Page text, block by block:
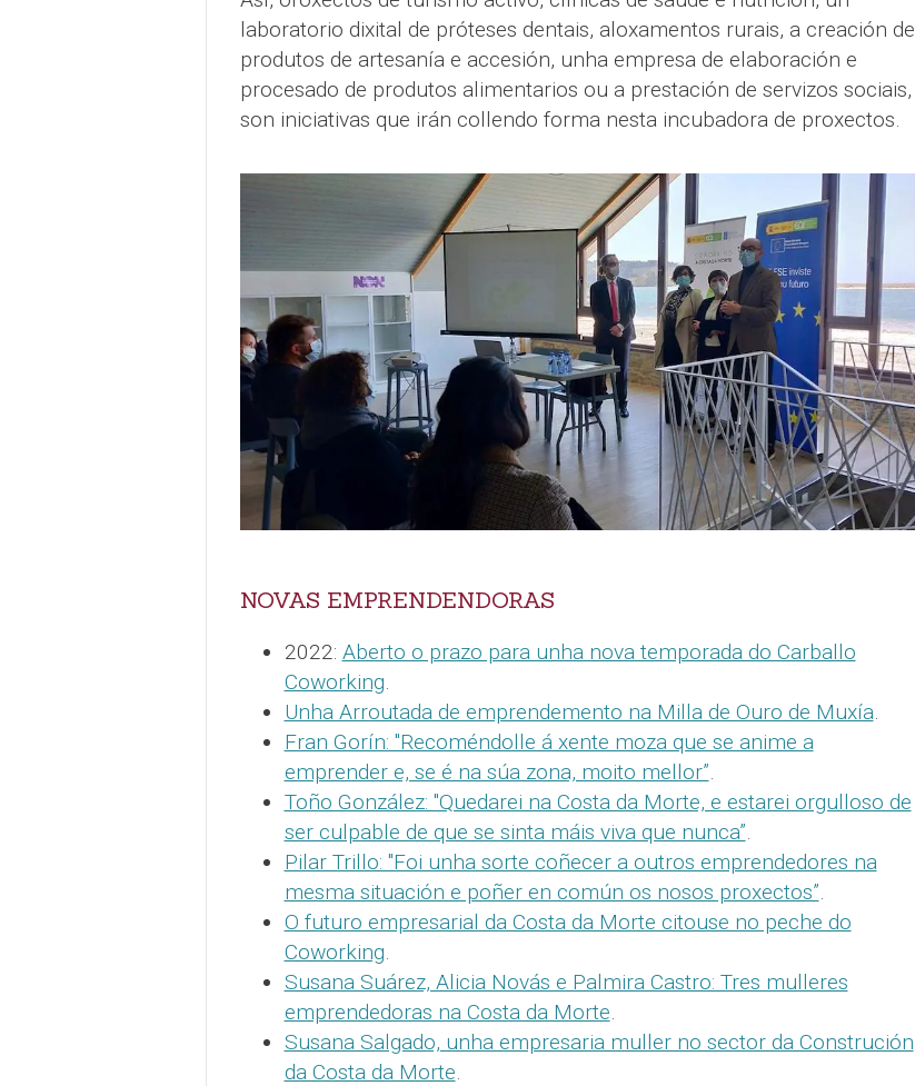
laboratorio dixital de próteses dentais, aloxamentos rurais, a creación de
produtos de artesanía e accesión, unha empresa de elaboración e
procesado de produtos alimentarios ou a prestación de servizos sociais,
son iniciativas que irán collendo forma nesta incubadora de proxectos.
NOVAS EMPRENDENDORAS
2022: Aberto o prazo para unha nova temporada do Carballo
Coworking
Unha Arroutada de emprendemento na Milla de Ouro de Muxía
Fran Gorín: "Recoméndolle á xente moza que se anime a
emprender e, se é na súa zona, moito mellor”
Toño González: "Quedarei na Costa da Morte, e estarei orgulloso de
ser culpable de que se sinta máis viva que nunca”
Pilar Trillo: "Foi unha sorte coñecer a outros emprendedores na
mesma situación e poñer en común os nosos proxectos”
O futuro empresarial da Costa da Morte citouse no peche do
Coworking
Susana Suárez, Alicia Novás e Palmira Castro: Tres mulleres
emprendedoras na Costa da Morte
Susana Salgado, unha empresaria muller no sector da Construción
da Costa da Morte